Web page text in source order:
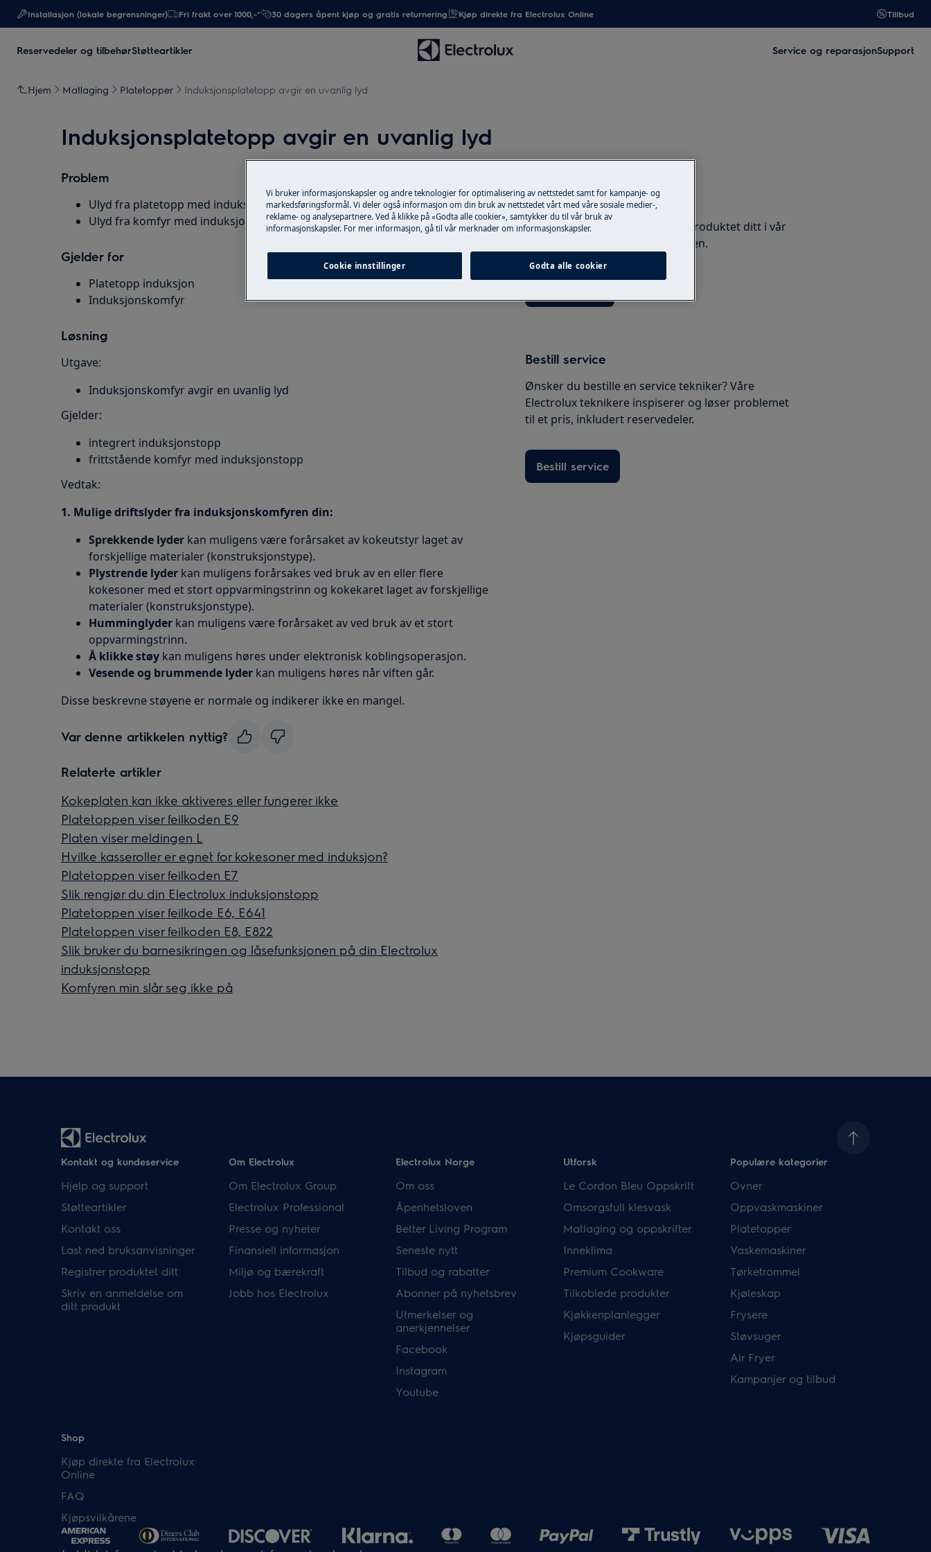
Installasjon (lokale begrensninger) Fri frakt over 1000,-* 30 dagers åpent kjøp og gratis returnering Kjøp direkte fra Electrolux Online Tillbud
Reservedeler og tilbehørStøtteartikler Service og reparasjonSupport
Hjem Matlaging Platetopper Induksjonsplatetopp avgir en uvanlig lyd
Induksjonsplatetopp avgir en uvanlig lyd
Problem
Ulyd fra platetopp med induksjon
Ulyd fra komfyr med induksjonstopp.
Gjelder for
Platetopp induksjon
Induksjonskomfyr
Løsning
Utgave:
Induksjonskomfyr avgir en uvanlig lyd
Gjelder:
integrert induksjonstopp
frittstående komfyr med induksjonstopp
Vedtak:
1. Mulige driftslyder fra induksjonskomfyren din:
Sprekkende lyder kan muligens være forårsaket av kokeutstyr laget av
forskjellige materialer (konstruksjonstype).
Plystrende lyder kan muligens forårsakes ved bruk av en eller flere
kokesoner med et stort oppvarmingstrinn og kokekaret laget av forskjellige
materialer (konstruksjonstype).
Humminglyder kan muligens være forårsaket av ved bruk av et stort
oppvarmingstrinn.
Å klikke støy kan muligens høres under elektronisk koblingsoperasjon.
Vesende og brummende lyder kan muligens høres når viften går.
Disse beskrevne støyene er normale og indikerer ikke en mangel.
Var denne artikkelen nyttig?
Relaterte artikler
Kokeplaten kan ikke aktiveres eller fungerer ikke
Platetoppen viser feilkoden E9
Platen viser meldingen L
Hvilke kasseroller er egnet for kokesoner med induksjon?
Platetoppen viser feilkoden E7
Slik rengjør du din Electrolux induksjonstopp
Platetoppen viser feilkode E6, E641
Platetoppen viser feilkoden E8, E822
Slik bruker du barnesikringen og låsefunksjonen på din Electrolux
induksjonstopp
Komfyren min slår seg ikke på
Reservedeler og tilbehør
Finn originale reservedeler for produktet ditt i vår
web shop og få de levert på døren.
Bestill service
Ønsker du bestille en service tekniker? Våre
Electrolux teknikere inspiserer og løser problemet
til et pris, inkludert reservedeler.
Bestill service
Kontakt og kundeservice
Hjelp og support
Støtteartikler
Kontakt oss
Last ned bruksanvisninger
Registrer produktet ditt
Skriv en anmeldelse om
ditt produkt
Om Electrolux
Om Electrolux Group
Electrolux Professional
Presse og nyheter
Finansiell informasjon
Miljø og bærekraft
Jobb hos Electrolux
Electrolux Norge
Om oss
Åpenhetsloven
Better Living Program
Seneste nytt
Tilbud og rabatter
Abonner på nyhetsbrev
Utmerkelser og
anerkjennelser
Facebook
Instagram
Youtube
Utforsk
Le Cordon Bleu Oppskrift
Omsorgsfull klesvask
Matlaging og oppskrifter
Inneklima
Premium Cookware
Tilkoblede produkter
Kjøkkenplanlegger
Kjøpsguider
Populære kategorier
Ovner
Oppvaskmaskiner
Platetopper
Vaskemaskiner
Tørketrommel
Kjøleskap
Frysere
Støvsuger
Air Fryer
Kampanjer og tilbud
Shop
Kjøp direkte fra Electrolux
Online
FAQ
Kjøpsvilkårene
Vi bruker informasjonskapsler og andre teknologier for optimalisering av nettstedet samt for kampanje- og
markedsføringsformål. Vi deler også informasjon om din bruk av nettstedet vårt med våre sosiale medier-,
reklame- og analysepartnere. Ved å klikke på «Godta alle cookier», samtykker du til vår bruk av
informasjonskapsler. For mer informasjon, gå til vår merknader om informasjonskapsler.
Cookie innstillinger Godta alle cookier